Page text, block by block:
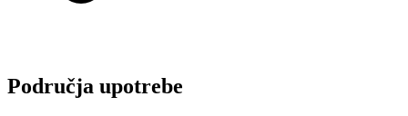
Područja upotrebe